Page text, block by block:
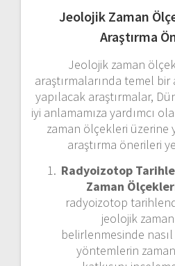
Jeolojik Zaman
Araştırma
Jeolojik zaman
araştırmalarında temel
yapılacak araştırmalar,
iyi anlamamıza yardımcı
zaman ölçekleri üzerine
araştırma önerileri
Radyoizotop
Zaman
radyoizotop
jeolojik
belirlenmesinde nasıl
yöntemlerin